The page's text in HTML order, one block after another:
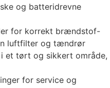
og batteridrevne
for korrekt brændstof-
luftfilter og tændrør
et tørt og sikkert område,
for service og